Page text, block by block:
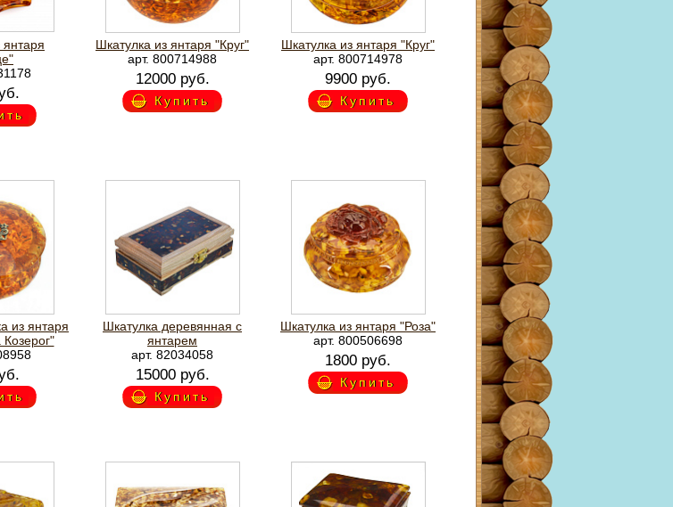
янтаря
Шкатулка из янтаря "Круг"
арт. 800714988
12000 руб.
Купить
Шкатулка из янтаря "Круг"
арт. 800714978
9900 руб.
Купить
из янтаря
Козерог"
Шкатулка деревянная с
янтарем
арт. 82034058
15000 руб.
Купить
Шкатулка из янтаря "Роза"
арт. 800506698
1800 руб.
Купить